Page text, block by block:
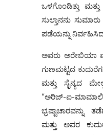
ಒಳಗೊಂಡಿತ್ತು
ಸುಲ್ತಾನನು
ಪಡೆಯನ್ನು
ಅವರು ಅರೇಬಿಯಾ
ಗುಣಮಟ್ಟದ
ಮತ್ತು ಸೈನ್ಯದ
“ಅರಿಜ್-ಐ-
ಭ್ರಷ್ಟಾಚಾರವನ್ನು
ಮತ್ತು ಅವರ